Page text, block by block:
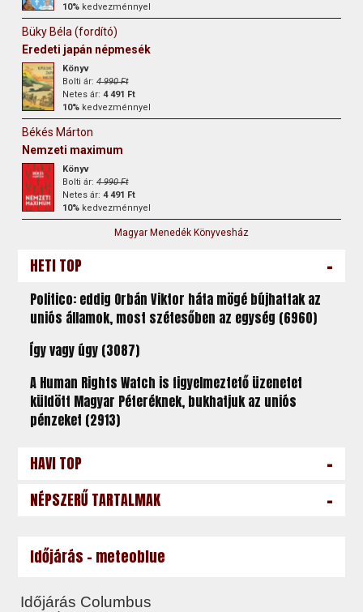
10% kedvezménnyel
Büky Béla (fordító)
Eredeti japán népmesék
Könyv
Bolti ár:4 990 Ft
Netes ár:4 491 Ft
10% kedvezménnyel
Békés Márton
Nemzeti maximum
Könyv
Bolti ár:4 990 Ft
Netes ár:4 491 Ft
10% kedvezménnyel
Magyar Menedék Könyvesház
HETI TOP -
Politico: eddig Orbán Viktor háta mögé bújhattak az
uniós államok, most szétesőben az egység (6960)
Így vagy úgy (3087)
A Human Rights Watch is figyelmeztető üzenetet
küldött Magyar Péteréknek, bukhatjuk az uniós
pénzeket (2913)
HAVI TOP -
NÉPSZERŰ TARTALMAK -
Időjárás - meteoblue